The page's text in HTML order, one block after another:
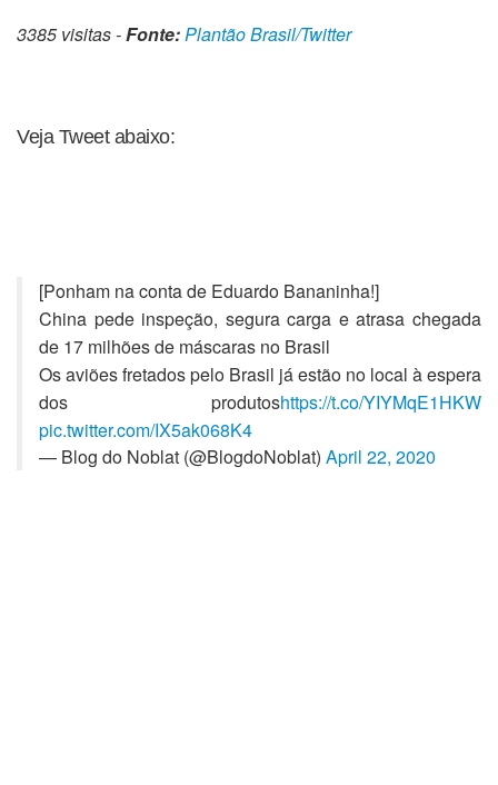
3385 visitas -Fonte: Plantão Brasil/Twitter
Veja Tweet abaixo:
[Ponham na conta de Eduardo Bananinha!]
China pede inspeção, segura carga e atrasa chegada
de 17 milhões de máscaras no Brasil
Os aviões fretados pelo Brasil já estão no local à espera
dos produtoshttps://t.co/YIYMqE1HKW
pic.twitter.com/IX5ak068K4
— Blog do Noblat (@BlogdoNoblat) April 22, 2020